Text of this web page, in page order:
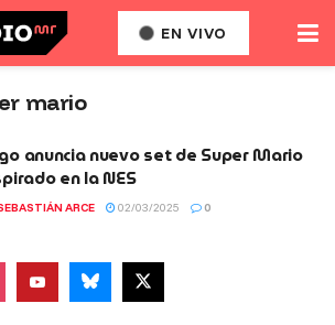
EN VIVO
mario
anuncia nuevo set de Super Mario
en la NES
ARCE 02/03/2025 0